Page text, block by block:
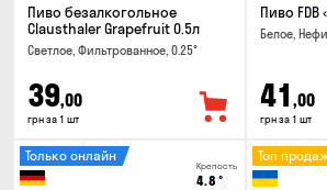
Пиво безалкогольное
Clausthaler Grapefruit 0.5л
Светлое, Фильтрованное, 0.25°
39,00
грн за 1 шт
Пиво FDB
Белое,
41 ,00
грн за 1 шт
Крепость
4.8 °
Только онлайн Топ